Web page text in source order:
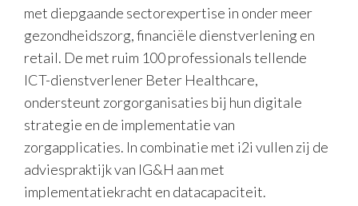
met diepgaande sectorexpertise in onder meer
gezondheidszorg, financiële dienstverlening en
retail. De met ruim 100 professionals tellende
ICT-dienstverlener Beter Healthcare,
ondersteunt zorgorganisaties bij hun digitale
strategie en de implementatie van
zorgapplicaties. In combinatie met i2i vullen zij de
adviespraktijk van IG&H aan met
implementatiekracht en datacapaciteit.